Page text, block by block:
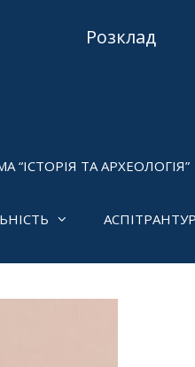
Розклад
“ІСТОРІЯ ТА АРХЕОЛОГІЯ”